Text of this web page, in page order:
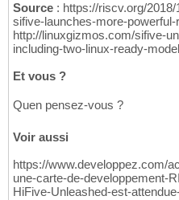
Source : https://riscv.org/
sifive-launches-more-
http://linuxgizmos.com/sifive-
including-two-linux-ready-
Et vous ?
Quen pensez-vous ?
Voir aussi
https://www.developpez.com/
une-carte-de-developpement-
HiFive-Unleashed-est-